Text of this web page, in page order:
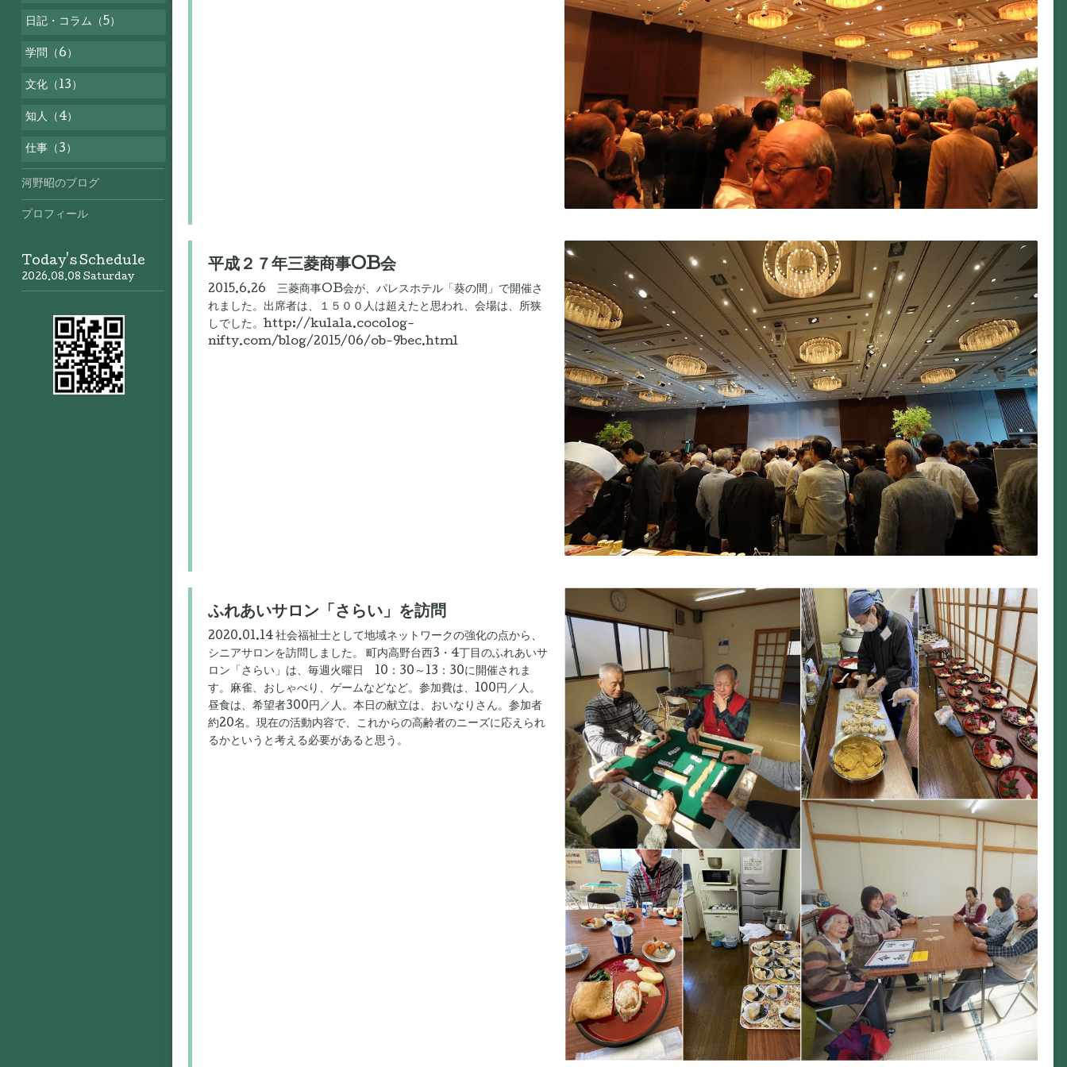
平成２７年三菱商事OB会
2015.6.26 三菱商事OB会が、パレスホテル「葵の間」で開催さ
れました。出席者は、１５００人は超えたと思われ、会場は、所狭
しでした。http://kulala.cocolog-
nifty.com/blog/2015/06/ob-9bec.html
ふれあいサロン「さらい」を訪問
2020.01.14 社会福祉士として地域ネットワークの強化の点から、
シニアサロンを訪問しました。 町内高野台西3・4丁目のふれあいサ
ロン「さらい」は、毎週火曜日 10：30～13：30に開催されま
す。麻雀、おしゃべり、ゲームなどなど。参加費は、100円／人。
昼食は、希望者300円／人。本日の献立は、おいなりさん。参加者
約20名。現在の活動内容で、これからの高齢者のニーズに応えられ
るかというと考える必要があると思う。
日記・コラム（5）
学問（6）
文化（13）
知人（4）
仕事（3）
河野昭のブログ
プロフィール
Today's Schedule
2026.08.08 Saturday